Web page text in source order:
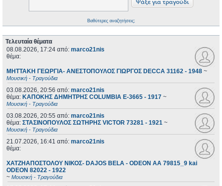
Βαθύτερες αναζητήσεις;
Τελευταία θέματα
08.08.2026, 17:24 από: marco21nis
θέμα:
ΜΗΤΤΑΚΗ ΓΕΩΡΓΙΑ- ΑΝΕΣΤΟΠΟΥΛΟΣ ΓΙΩΡΓΟΣ DECCA 31162 - 1948 ~
Μουσική - Τραγούδια
03.08.2026, 20:56 από: marco21nis
θέμα: ΚΑΠΟΚΗΣ ΔΗΜΗΤΡΗΣ COLUMBIA E-3665 - 1917 ~
Μουσική - Τραγούδια
03.08.2026, 20:55 από: marco21nis
θέμα: ΣΤΑΣΙΝΟΠΟΥΛΟΣ ΣΩΤΗΡΗΣ VICTOR 73281 - 1921 ~
Μουσική - Τραγούδια
21.07.2026, 16:41 από: marco21nis
θέμα:
ΧΑΤΖΗΑΠΟΣΤΟΛΟΥ ΝΙΚΟΣ- DAJOS BELA - ODEON AA 79815_9 kai
ODEON 82022 - 1922
~ Μουσική - Τραγούδια